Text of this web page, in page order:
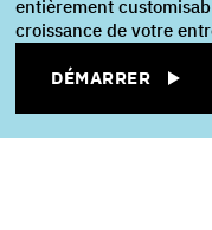
entièrement
croissance de votre
DÉMARRER